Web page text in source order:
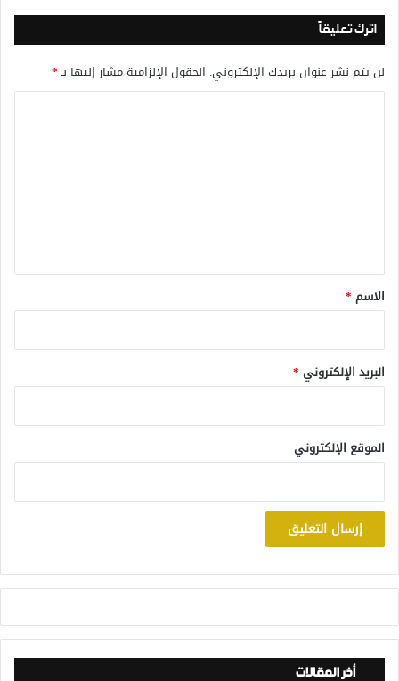
اترك تعليقاً
لن يتم نشر عنوان بريدك الإلكتروني. الحقول الإلزامية مشار إليها بـ*
*
الاسم *
البريد الإلكتروني *
الموقع الإلكتروني
أخر المقالات